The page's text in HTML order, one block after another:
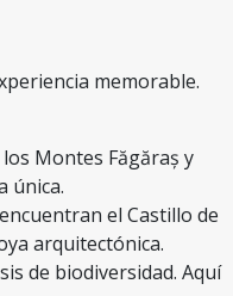
memorable.
Montes Făgăraș y
única.
el Castillo de
arquitectónica.
de biodiversidad. Aquí